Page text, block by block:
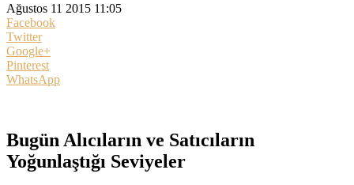
Ağustos 11 2015 11:05
Facebook
Twitter
Google+
Pinterest
WhatsApp
Bugün Alıcıların ve Satıcıların
Yoğunlaştığı Seviyeler